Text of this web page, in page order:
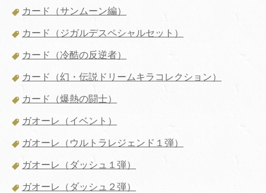
カード（サンムーン編）
カード（ジガルデスペシャルセット）
カード（冷酷の反逆者）
カード（幻・伝説ドリームキラコレクション）
カード（爆熱の闘士）
ガオーレ（イベント）
ガオーレ（ウルトラレジェンド１弾）
ガオーレ（ダッシュ１弾）
ガオーレ（ダッシュ２弾）